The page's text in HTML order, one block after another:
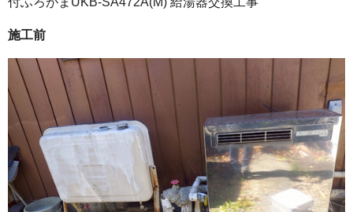
施工前